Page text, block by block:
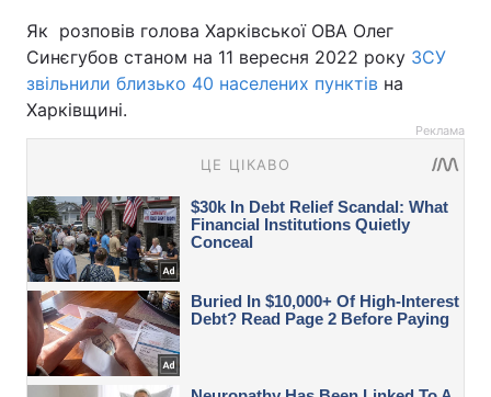
Як розповів голова Харківської ОВА Олег
Синєгубов станом на 11 вересня 2022 року ЗСУ
звільнили близько 40 населених пунктів на
Харківщині.
Реклама